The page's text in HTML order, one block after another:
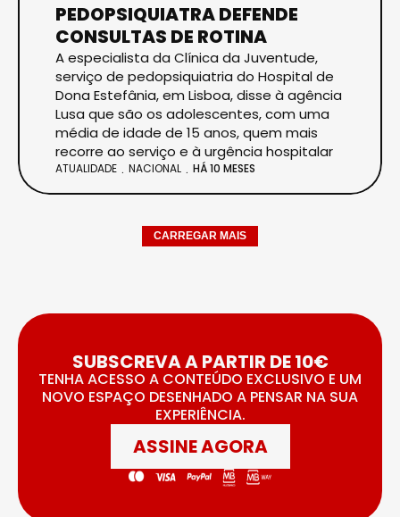
PEDOPSIQUIATRA DEFENDE
CONSULTAS DE ROTINA
A especialista da Clínica da Juventude,
serviço de pedopsiquiatria do Hospital de
Dona Estefânia, em Lisboa, disse à agência
Lusa que são os adolescentes, com uma
média de idade de 15 anos, quem mais
recorre ao serviço e à urgência hospitalar
ATUALIDADE NACIONAL HÁ 10 MESES
CARREGAR MAIS
SUBSCREVA A PARTIR DE 10€
TENHA ACESSO A CONTEÚDO EXCLUSIVO E UM
NOVO ESPAÇO DESENHADO A PENSAR NA SUA
EXPERIÊNCIA.
ASSINE AGORA